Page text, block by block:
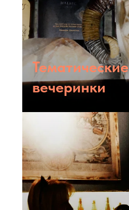
Тематические
вечеринки